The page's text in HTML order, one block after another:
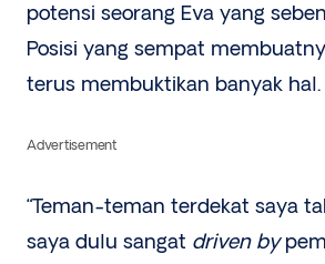
potensi seorang Eva yang
Posisi yang sempat
terus membuktikan banyak hal.
Advertisement
“Teman-teman terdekat saya
saya dulu sangat driven by